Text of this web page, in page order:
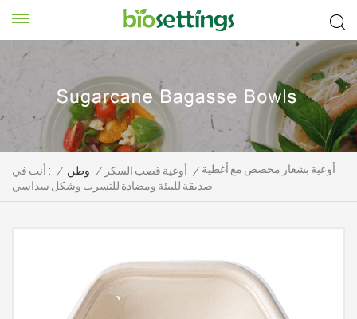
أنت في : / وطن / أوعية قصب السكر / أوعية بشعار مخصص مع أغطية
صديقة للبيئة ومضادة للتسرب وشكل سداسي